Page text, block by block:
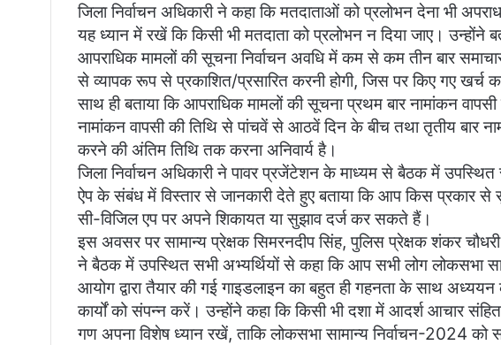
जिला निर्वाचन अधिकारी ने कहा कि मतदाताओं को प्रलोभन देना भी
यह ध्यान में रखें कि किसी भी मतदाता को प्रलोभन न दिया जाए। उन्होंने
आपराधिक मामलों की सूचना निर्वाचन अवधि में कम से कम तीन बार
से व्यापक रूप से प्रकाशित/प्रसारित करनी होगी, जिस पर किए गए खर्च
साथ ही बताया कि आपराधिक मामलों की सूचना प्रथम बार नामांकन
नामांकन वापसी की तिथि से पांचवें से आठवें दिन के बीच तथा तृतीय बार
करने की अंतिम तिथि तक करना अनिवार्य है।
जिला निर्वाचन अधिकारी ने पावर प्रजेंटेशन के माध्यम से बैठक में उपस्थित
ऐप के संबंध में विस्तार से जानकारी देते हुए बताया कि आप किस प्रकार से
सी-विजिल एप पर अपने शिकायत या सुझाव दर्ज कर सकते हैं।
इस अवसर पर सामान्य प्रेक्षक सिमरनदीप सिंह, पुलिस प्रेक्षक शंकर चौधरी
ने बैठक में उपस्थित सभी अभ्यर्थियों से कहा कि आप सभी लोग लोकसभा
आयोग द्वारा तैयार की गई गाइडलाइन का बहुत ही गहनता के साथ
कार्यों को संपन्न करें। उन्होंने कहा कि किसी भी दशा में आदर्श आचार
गण अपना विशेष ध्यान रखें, ताकि लोकसभा सामान्य निर्वाचन-2024